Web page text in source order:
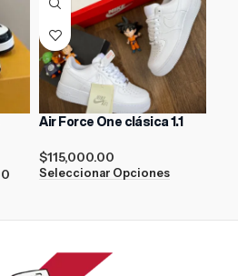
Air Force One clásica 1.1
$115,000.00
Seleccionar Opciones